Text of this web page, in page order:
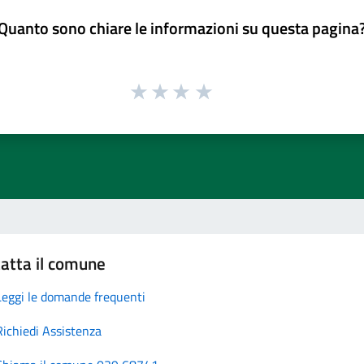
sono chiare le informazioni su questa
il comune
le domande frequenti
Assistenza